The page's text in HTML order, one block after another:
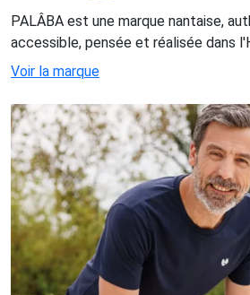
PALÂBA est une marque nantaise,
accessible, pensée et réalisée dans
Voir la marque